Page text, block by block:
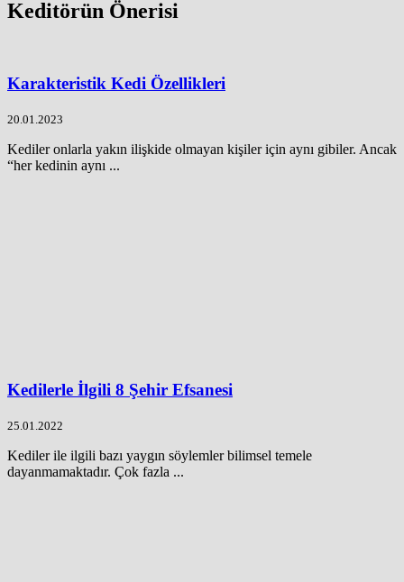
Keditörün Önerisi
Karakteristik Kedi Özellikleri
20.01.2023
Kediler onlarla yakın ilişkide olmayan kişiler için aynı gibiler. Ancak
“her kedinin aynı ...
Kedilerle İlgili 8 Şehir Efsanesi
25.01.2022
Kediler ile ilgili bazı yaygın söylemler bilimsel temele
dayanmamaktadır. Çok fazla ...